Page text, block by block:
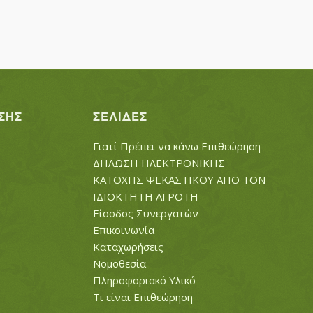
ΣΕΛΊΔΕΣ
Γιατί Πρέπει να κάνω Επιθεώρηση
ΔΗΛΩΣΗ ΗΛΕΚΤΡΟΝΙΚΗΣ
ΚΑΤΟΧΗΣ ΨΕΚΑΣΤΙΚΟΥ ΑΠΟ ΤΟΝ
ΙΔΙΟΚΤΗΤΗ ΑΓΡΟΤΗ
Είσοδος Συνεργατών
Επικοινωνία
Καταχωρήσεις
Νομοθεσία
Πληροφοριακό Υλικό
Τι είναι Επιθεώρηση